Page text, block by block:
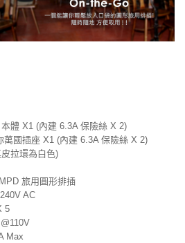
體 X1 (內建 6.3A 保險絲 X 2)
萬國插座 X1 (內建 6.3A 保險絲 X 2)
拉環為白色)
旅用圓形排插
AC
5
Max